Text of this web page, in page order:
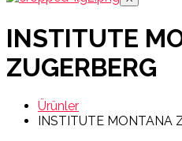
INSTITUTE
ZUGERBERG
Ürünler
INSTITUTE MONTANA